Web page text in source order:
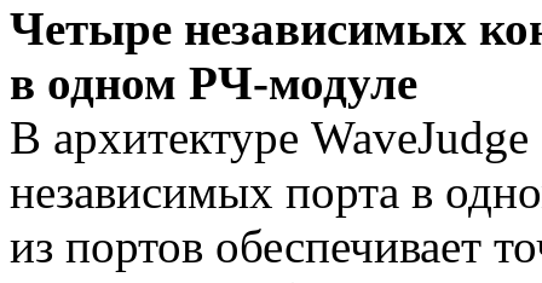
Четыре независимых
в одном РЧ-модуле
В архитектуре
независимых порта в
из портов обеспечивает